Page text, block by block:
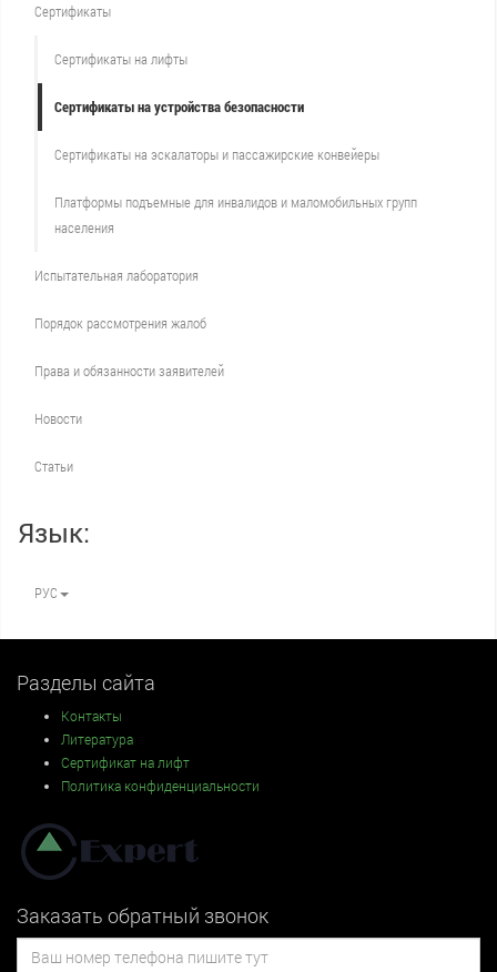
Сертификаты
Сертификаты на лифты
Сертификаты на устройства безопасности
Сертификаты на эскалаторы и пассажирские конвейеры
Платформы подъемные для инвалидов и маломобильных групп
населения
Испытательная лаборатория
Порядок рассмотрения жалоб
Права и обязанности заявителей
Новости
Статьи
Язык:
РУС
Разделы сайта
Контакты
Литература
Сертификат на лифт
Политика конфиденциальности
Заказать обратный звонок